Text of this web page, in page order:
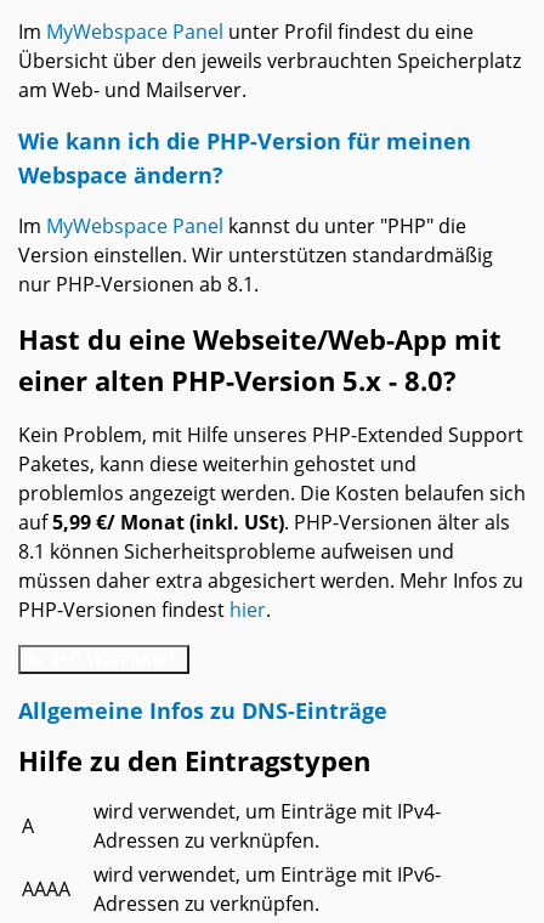
Im MyWebspace Panel unter Profil findest du eine
Übersicht über den jeweils verbrauchten Speicherplatz
am Web- und Mailserver.
Wie kann ich die PHP-Version für meinen
Webspace ändern?
Im MyWebspace Panel kannst du unter "PHP" die
Version einstellen. Wir unterstützen standardmäßig
nur PHP-Versionen ab 8.1.
Hast du eine Webseite/Web-App mit
einer alten PHP-Version 5.x - 8.0?
Kein Problem, mit Hilfe unseres PHP-Extended Support
Paketes, kann diese weiterhin gehostet und
problemlos angezeigt werden. Die Kosten belaufen sich
auf5,99 €/ Monat (inkl. USt). PHP-Versionen älter als
8.1 können Sicherheitsprobleme aufweisen und
müssen daher extra abgesichert werden. Mehr Infos zu
PHP-Versionen findest hier.
Allgemeine Infos zu DNS-Einträge
Hilfe zu den Eintragstypen
A
wird verwendet, um Einträge mit IPv4-
Adressen zu verknüpfen.
AAAA
wird verwendet, um Einträge mit IPv6-
Adressen zu verknüpfen.